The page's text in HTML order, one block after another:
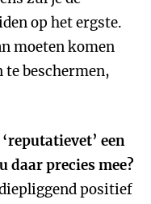
op het ergste.
moeten komen
te beschermen,
een
daar precies mee?
positief